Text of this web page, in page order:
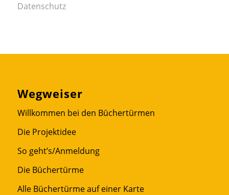
Datenschutz
Wegweiser
Willkommen bei den Büchertürmen
Die Projektidee
So geht’s/Anmeldung
Die Büchertürme
Alle Büchertürme auf einer Karte